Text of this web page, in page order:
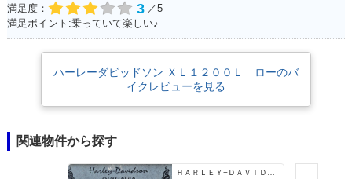
満足度：
3 ／5
満足ポイント:乗っていて楽しい♪
ハーレーダビッドソン ＸＬ１２００Ｌ ローのバ
イクレビューを見る
関連物件から探す